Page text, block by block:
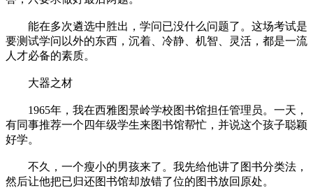
能在多次遴选中胜出，学问已没什么问题了。这场考试是
要测试学问以外的东西，沉着、冷静、机智、灵活，都是一流
人才必备的素质。
大器之材
1965年，我在西雅图景岭学校图书馆担任管理员。一天，
有同事推荐一个四年级学生来图书馆帮忙，并说这个孩子聪颖
好学。
不久，一个瘦小的男孩来了。我先给他讲了图书分类法，
然后让他把已归还图书馆却放错了位的图书放回原处。